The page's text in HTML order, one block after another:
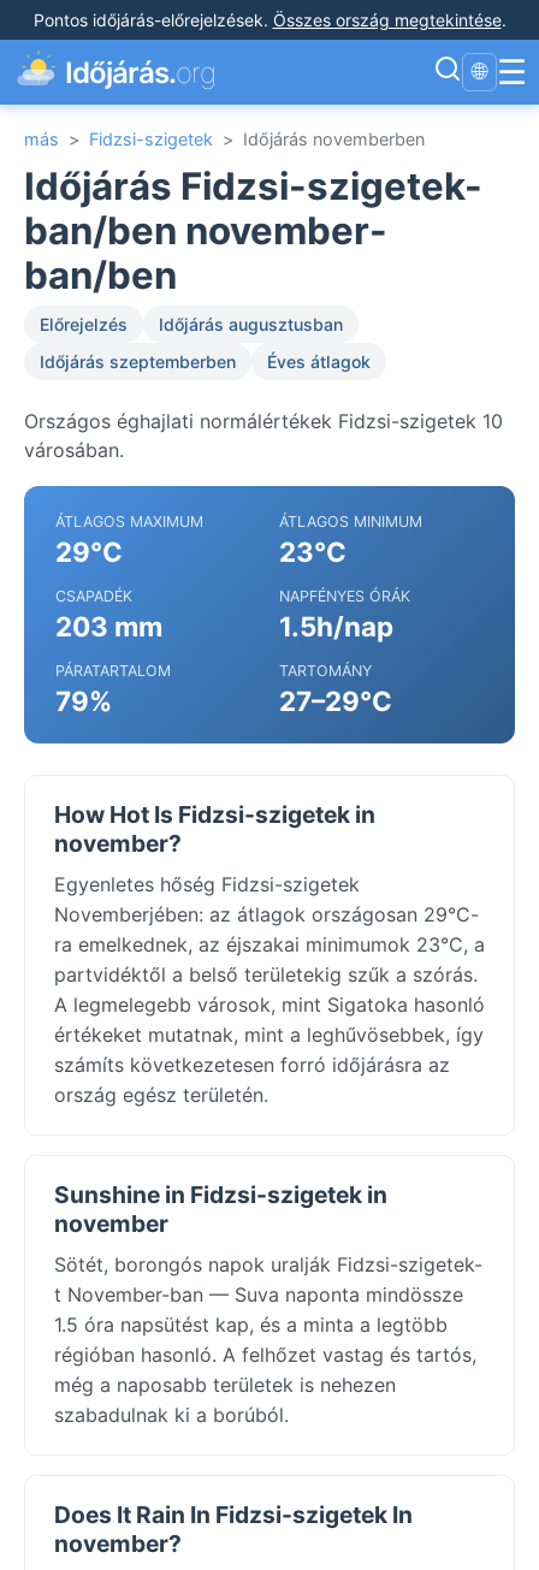
Pontos időjárás-előrejelzések. Összes ország megtekintése.
Időjárás.org 🌐 ☰
más > Fidzsi-szigetek > Időjárás novemberben
Időjárás Fidzsi-szigetek-
ban/ben november-
ban/ben
Előrejelzés
Időjárás augusztusban
Időjárás szeptemberben
Éves átlagok
Országos éghajlati normálértékek Fidzsi-szigetek 10
városában.
ÁTLAGOS MAXIMUM
29°C
ÁTLAGOS MINIMUM
23°C
CSAPADÉK
203 mm
NAPFÉNYES ÓRÁK
1.5h/nap
PÁRATARTALOM
79%
TARTOMÁNY
27–29°C
How Hot Is Fidzsi-szigetek in
november?
Egyenletes hőség Fidzsi-szigetek
Novemberjében: az átlagok országosan 29°C-
ra emelkednek, az éjszakai minimumok 23°C, a
partvidéktől a belső területekig szűk a szórás.
A legmelegebb városok, mint Sigatoka hasonló
értékeket mutatnak, mint a leghűvösebbek, így
számíts következetesen forró időjárásra az
ország egész területén.
Sunshine in Fidzsi-szigetek in
november
Sötét, borongós napok uralják Fidzsi-szigetek-
t November-ban — Suva naponta mindössze
1.5 óra napsütést kap, és a minta a legtöbb
régióban hasonló. A felhőzet vastag és tartós,
még a naposabb területek is nehezen
szabadulnak ki a borúból.
Does It Rain In Fidzsi-szigetek In
november?